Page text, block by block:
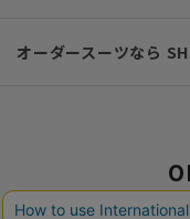
オーダースーツなら